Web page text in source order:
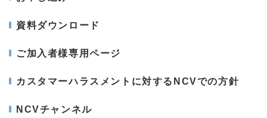
資料ダウンロード
ご加入者様専用ページ
カスタマーハラスメントに対するNCVでの方針
NCVチャンネル